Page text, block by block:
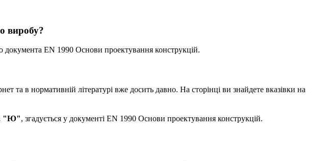
виробу?
документа EN 1990 Основи проектування конструкцій.
та в нормативній літературі вже досить давно. На сторінці ви знайдете вказівки на
"Ю", згадується у документі EN 1990 Основи проектування конструкцій.